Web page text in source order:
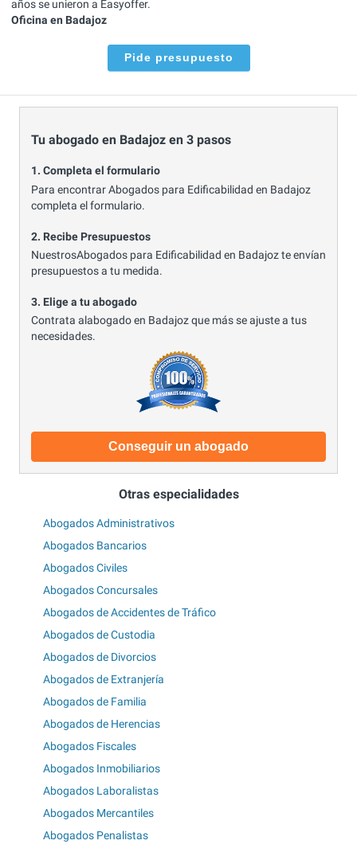
años se unieron a Easyoffer.
Oficina en Badajoz
Pide presupuesto
Tu abogado en Badajoz en 3 pasos
1. Completa el formulario
Para encontrar Abogados para Edificabilidad en Badajoz
completa el formulario.
2. Recibe Presupuestos
NuestrosAbogados para Edificabilidad en Badajoz te envían
presupuestos a tu medida.
3. Elige a tu abogado
Contrata alabogado en Badajoz que más se ajuste a tus
necesidades.
Conseguir un abogado
Otras especialidades
Abogados Administrativos
Abogados Bancarios
Abogados Civiles
Abogados Concursales
Abogados de Accidentes de Tráfico
Abogados de Custodia
Abogados de Divorcios
Abogados de Extranjería
Abogados de Familia
Abogados de Herencias
Abogados Fiscales
Abogados Inmobiliarios
Abogados Laboralistas
Abogados Mercantiles
Abogados Penalistas